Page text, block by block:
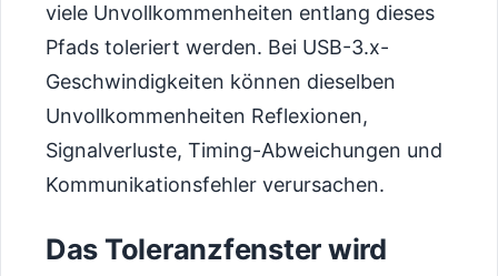
viele Unvollkommenheiten entlang dieses
Pfads toleriert werden. Bei USB-3.x-
Geschwindigkeiten können dieselben
Unvollkommenheiten Reflexionen,
Signalverluste, Timing-Abweichungen und
Kommunikationsfehler verursachen.
Das Toleranzfenster wird